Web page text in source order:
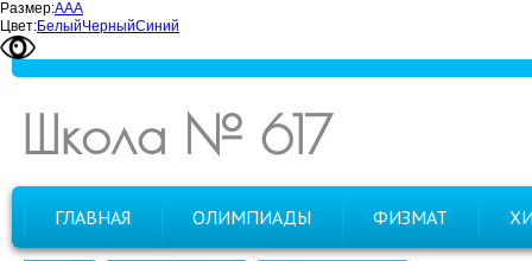
Размер:ААА
Цвет:БелыйЧерныйСиний
Школа № 617
ГЛАВНАЯ ОЛИМПИАДЫ ФИЗМАТ